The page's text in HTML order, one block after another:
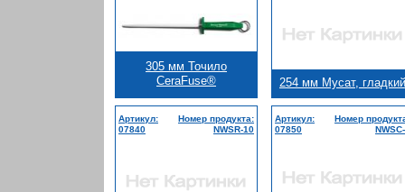
305 мм Точило
CeraFuse®
254 мм Мусат, гладкий
Артикул:
07840
Номер продукта:
NWSR-10
Артикул:
07850
Номер